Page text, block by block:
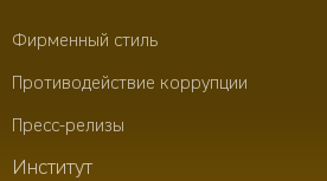
Фирменный стиль
Противодействие коррупции
Пресс-релизы
Институт